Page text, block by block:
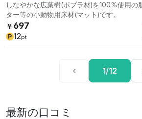
しなやかな広葉樹(ポプラ材)を100%使用の
ター等の小動物用床材(マット)です。
￥ 697
P 12pt
‹ 1/12
最新の口コミ